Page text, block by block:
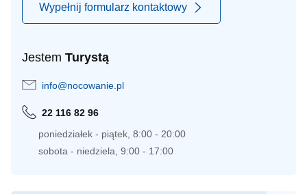
Wypełnij formularz kontaktowy
Jestem Turystą
info@nocowanie.pl
22 116 82 96
poniedziałek - piątek, 8:00 - 20:00
sobota - niedziela, 9:00 - 17:00